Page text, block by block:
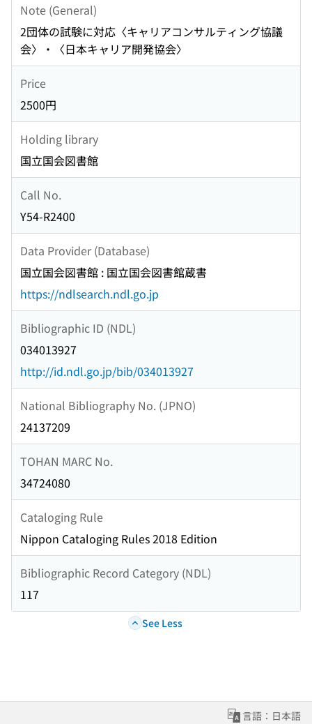
Note (General)
2団体の試験に対応〈キャリアコンサルティング協議
会〉・〈日本キャリア開発協会〉
Price
2500円
Holding library
国立国会図書館
Call No.
Y54-R2400
Data Provider (Database)
国立国会図書館 : 国立国会図書館蔵書
https://ndlsearch.ndl.go.jp
Bibliographic ID (NDL)
034013927
http://id.ndl.go.jp/bib/034013927
National Bibliography No. (JPNO)
24137209
TOHAN MARC No.
34724080
Cataloging Rule
Nippon Cataloging Rules 2018 Edition
Bibliographic Record Category (NDL)
117
See Less
言語：日本語